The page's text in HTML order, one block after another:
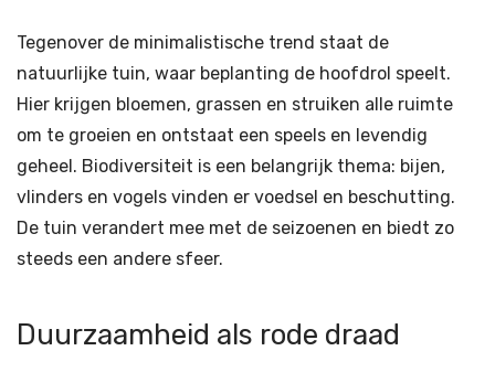
Tegenover de minimalistische trend staat de
natuurlijke tuin, waar beplanting de hoofdrol speelt.
Hier krijgen bloemen, grassen en struiken alle ruimte
om te groeien en ontstaat een speels en levendig
geheel. Biodiversiteit is een belangrijk thema: bijen,
vlinders en vogels vinden er voedsel en beschutting.
De tuin verandert mee met de seizoenen en biedt zo
steeds een andere sfeer.
Duurzaamheid als rode draad